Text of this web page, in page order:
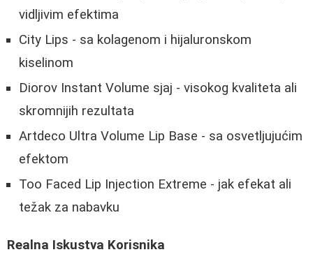
vidljivim efektima
City Lips - sa kolagenom i hijaluronskom
kiselinom
Diorov Instant Volume sjaj - visokog kvaliteta ali
skromnijih rezultata
Artdeco Ultra Volume Lip Base - sa osvetljujućim
efektom
Too Faced Lip Injection Extreme - jak efekat ali
težak za nabavku
Realna Iskustva Korisnika